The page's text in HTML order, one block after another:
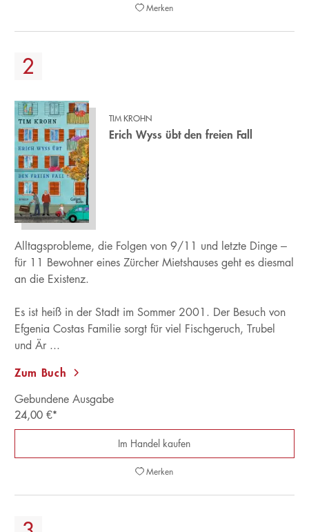
Merken
TIM KROHN
Erich Wyss übt den freien Fall
Alltagsprobleme, die Folgen von 9/11 und letzte Dinge –
für 11 Bewohner eines Zürcher Mietshauses geht es diesmal
an die Existenz.
Es ist heiß in der Stadt im Sommer 2001. Der Besuch von
Efgenia Costas Familie sorgt für viel Fischgeruch, Trubel
und Är ...
Zum Buch
Gebundene Ausgabe
24,00 €*
Im Handel kaufen
Merken